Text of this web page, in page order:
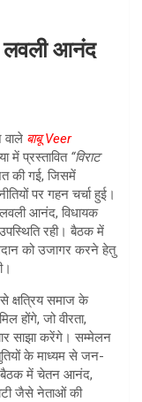
आनंद
वाले बाबू Veer
में प्रस्तावित “विराट
की गई, जिसमें
पर गहन चर्चा हुई।
लवली आनंद, विधायक
रही। बैठक में
को उजागर करने हेतु
क्षत्रिय समाज के
होंगे, जो वीरता,
साझा करेंगे। सम्मेलन
के माध्यम से जन-
बैठक में चेतन आनंद,
जैसे नेताओं की